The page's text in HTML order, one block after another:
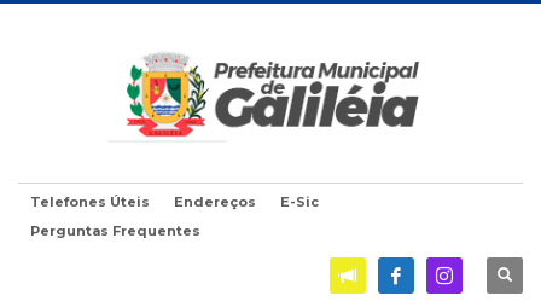
Telefones Úteis Endereços
E-Sic
Perguntas Frequentes